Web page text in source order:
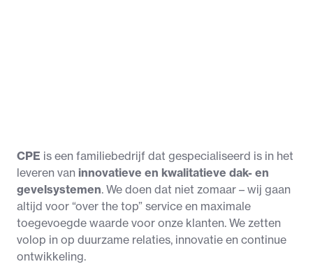
CPE is een familiebedrijf dat gespecialiseerd is in het
leveren van innovatieve en kwalitatieve dak- en
gevelsystemen. We doen dat niet zomaar – wij gaan
altijd voor “over the top” service en maximale
toegevoegde waarde voor onze klanten. We zetten
volop in op duurzame relaties, innovatie en continue
ontwikkeling.